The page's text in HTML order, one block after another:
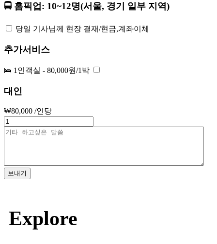
🚍 홈픽업: 10~12명(서울, 경기 일부 지역)
당일 기사님께 현장 결재/현금,계좌이체
추가서비스
🛌 1인객실 - 80,000원/1박
대인
₩80,000 /인당
보내기
Explore